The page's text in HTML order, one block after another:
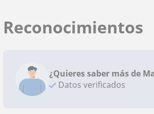
Reconocimientos
¿Quieres saber más de
Datos verificados